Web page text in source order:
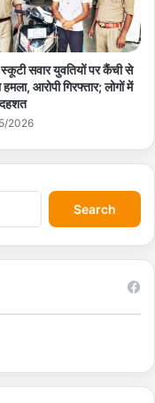
स्कूटी सवार युवतियों पर कैंची से
आरोपी गिरफ्तार; लोगों में
2026
S
e
a
r
r
: